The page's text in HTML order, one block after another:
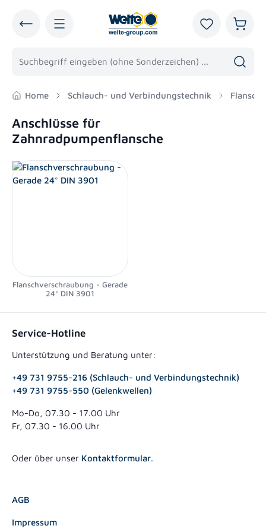
Du hast 0
Home Schlauch- und Verbindungstechnik Flansche
Anschlüsse für
Zahnradpumpenflansche
Flanschverschraubung - Gerade
24° DIN 3901
Service-Hotline
Unterstützung und Beratung unter:
+49 731 9755-216 (Schlauch- und Verbindungstechnik)
+49 731 9755-550 (Gelenkwellen)
Mo-Do, 07.30 - 17.00 Uhr
Fr, 07.30 - 16.00 Uhr
Oder über unser Kontaktformular.
AGB
Impressum